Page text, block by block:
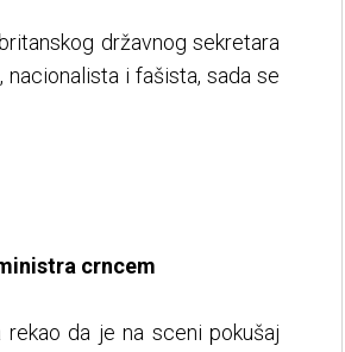
državnog sekretara
nacionalista i fašista, sada se
crncem
da je na sceni pokušaj